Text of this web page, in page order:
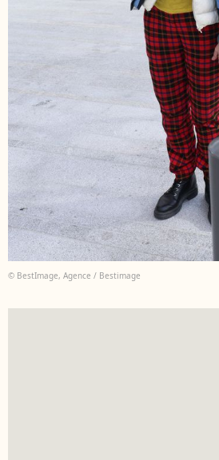
© BestImage, Agence / Bestimage